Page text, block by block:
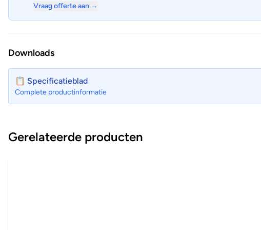
Schakelt automatisch om tussen verwarmen en koelen om de
Vraag offerte aan →
Downloads
📋 Specificatieblad
Complete productinformatie
Gerelateerde producten